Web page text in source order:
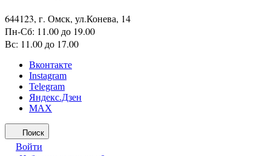
644123, г. Омск, ул.Конева, 14
Пн-Сб: 11.00 до 19.00
Вс: 11.00 до 17.00
Вконтакте
Instagram
Telegram
Яндекс.Дзен
MAX
Поиск
Войти